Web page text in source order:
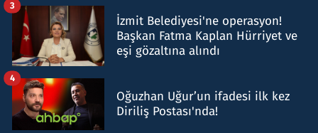
İzmit Belediyesi'ne operasyon!
Başkan Fatma Kaplan Hürriyet ve
eşi gözaltına alındı
3
Oğuzhan Uğur’un ifadesi ilk kez
Diriliş Postası'nda!
4